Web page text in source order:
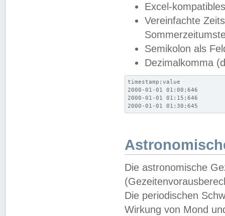
Excel-
Vereinfachte
Semikolon als
Dezimalkomma
timestamp;value
2000-01-01 01:00;646
2000-01-01 01:15;646
2000-01-01 01:30;645
Die astronomische
Die periodischen
Wirkung von Mond